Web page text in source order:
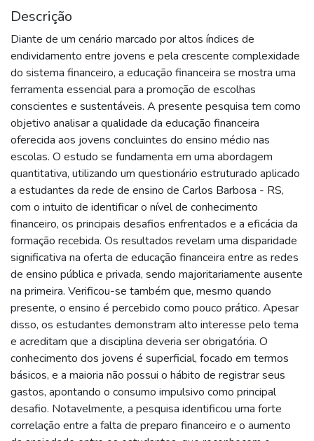
Descrição
Diante de um cenário marcado por altos índices de
endividamento entre jovens e pela crescente complexidade
do sistema financeiro, a educação financeira se mostra uma
ferramenta essencial para a promoção de escolhas
conscientes e sustentáveis. A presente pesquisa tem como
objetivo analisar a qualidade da educação financeira
oferecida aos jovens concluintes do ensino médio nas
escolas. O estudo se fundamenta em uma abordagem
quantitativa, utilizando um questionário estruturado aplicado
a estudantes da rede de ensino de Carlos Barbosa - RS,
com o intuito de identificar o nível de conhecimento
financeiro, os principais desafios enfrentados e a eficácia da
formação recebida. Os resultados revelam uma disparidade
significativa na oferta de educação financeira entre as redes
de ensino pública e privada, sendo majoritariamente ausente
na primeira. Verificou-se também que, mesmo quando
presente, o ensino é percebido como pouco prático. Apesar
disso, os estudantes demonstram alto interesse pelo tema
e acreditam que a disciplina deveria ser obrigatória. O
conhecimento dos jovens é superficial, focado em termos
básicos, e a maioria não possui o hábito de registrar seus
gastos, apontando o consumo impulsivo como principal
desafio. Notavelmente, a pesquisa identificou uma forte
correlação entre a falta de preparo financeiro e o aumento